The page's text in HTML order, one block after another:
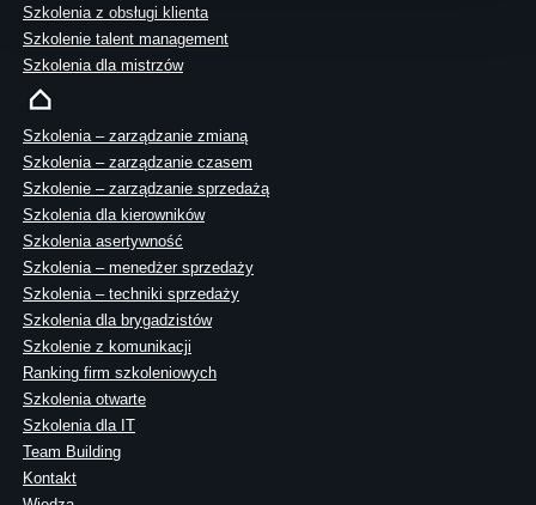
Szkolenia z obsługi klienta
Szkolenie talent management
Szkolenia dla mistrzów
Szkolenia – zarządzanie zmianą
Szkolenia – zarządzanie czasem
Szkolenie – zarządzanie sprzedażą
Szkolenia dla kierowników
Szkolenia asertywność
Szkolenia – menedżer sprzedaży
Szkolenia – techniki sprzedaży
Szkolenia dla brygadzistów
Szkolenie z komunikacji
Ranking firm szkoleniowych
Szkolenia otwarte
Szkolenia dla IT
Team Building
Kontakt